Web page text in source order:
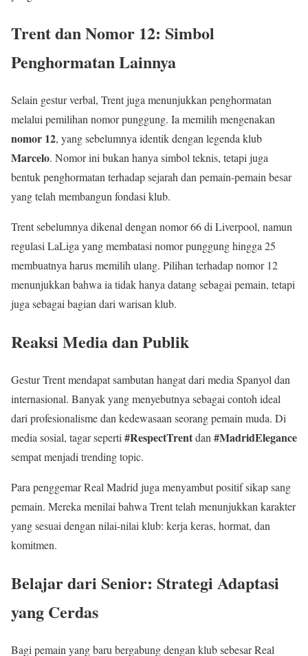
Trent dan Nomor 12: Simbol
Penghormatan Lainnya
Selain gestur verbal, Trent juga menunjukkan penghormatan
melalui pemilihan nomor punggung. Ia memilih mengenakan
nomor 12, yang sebelumnya identik dengan legenda klub
Marcelo. Nomor ini bukan hanya simbol teknis, tetapi juga
bentuk penghormatan terhadap sejarah dan pemain-pemain besar
yang telah membangun fondasi klub.
Trent sebelumnya dikenal dengan nomor 66 di Liverpool, namun
regulasi LaLiga yang membatasi nomor punggung hingga 25
membuatnya harus memilih ulang. Pilihan terhadap nomor 12
menunjukkan bahwa ia tidak hanya datang sebagai pemain, tetapi
juga sebagai bagian dari warisan klub.
Reaksi Media dan Publik
Gestur Trent mendapat sambutan hangat dari media Spanyol dan
internasional. Banyak yang menyebutnya sebagai contoh ideal
dari profesionalisme dan kedewasaan seorang pemain muda. Di
media sosial, tagar seperti #RespectTrentdan #MadridElegance
sempat menjadi trending topic.
Para penggemar Real Madrid juga menyambut positif sikap sang
pemain. Mereka menilai bahwa Trent telah menunjukkan karakter
yang sesuai dengan nilai-nilai klub: kerja keras, hormat, dan
komitmen.
Belajar dari Senior: Strategi Adaptasi
yang Cerdas
Bagi pemain yang baru bergabung dengan klub sebesar Real